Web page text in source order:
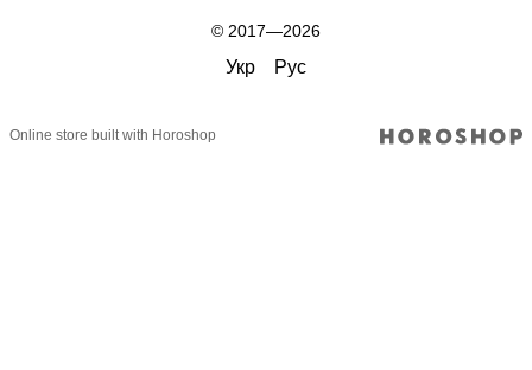
© 2017—2026
Укр Рус
Online store built with Horoshop